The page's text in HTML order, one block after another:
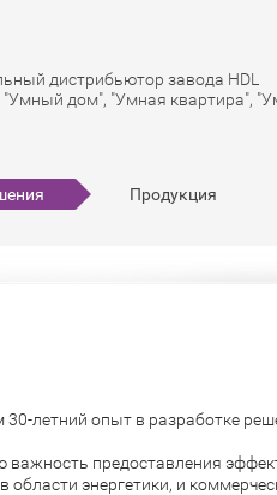
дистрибьютор завода HDL
"Умный дом", "Умная квартира",
Продукция
летний опыт в разработке
предоставления
области энергетики, и